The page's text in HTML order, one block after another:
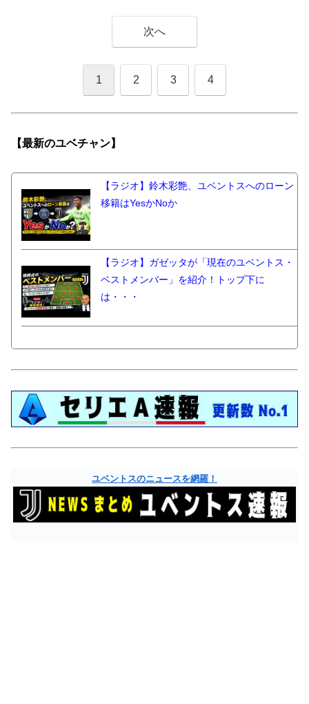
次へ
1 2 3 4
【最新のユベチャン】
【ラジオ】鈴木彩艶、ユベントスへのローン
移籍はYesかNoか
【ラジオ】ガゼッタが「現在のユベントス・
ベストメンバー」を紹介！トップ下に
は・・・
ユベントスのニュースを網羅！